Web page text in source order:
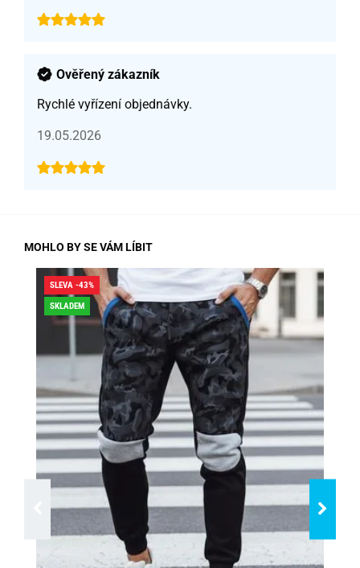
Ověřený zákazník
Rychlé vyřízení objednávky.
19.05.2026
MOHLO BY SE VÁM LÍBIT
SLEVA -43%
SKLADEM